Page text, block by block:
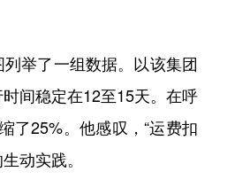
举了一组数据。以该集团
间稳定在12至15天。在呼
了25%。他感叹，“运费扣
动实践。